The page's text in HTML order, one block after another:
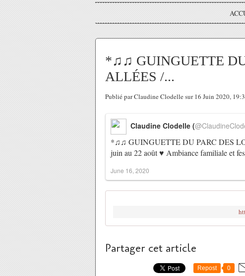
*♫♫ GUINGUETTE
ALLÉES /...
Publié par Claudine Clodelle sur 16 Juin 2020,
*♫♫ GUINGUETTE DU PARC DES
juin au 22 août ♥ Ambiance familiale et
Claudine Clodelle (
June 16, 2020
Partager cet article
Repost 0